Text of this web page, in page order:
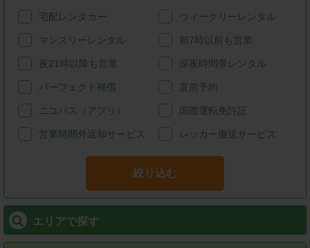
宅配レンタカー ウィークリーレンタル
マンスリーレンタル 朝7時以前も営業
夜21時以降も営業 深夜時間帯レンタル
パーフェクト補償 直前予約
ニコパス（アプリ） 国際運転免許証
営業時間外返却サービス レッカー搬送サービス
絞り込む
エリアで探す